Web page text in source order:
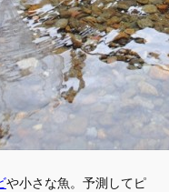
や小さな魚。予測してピ